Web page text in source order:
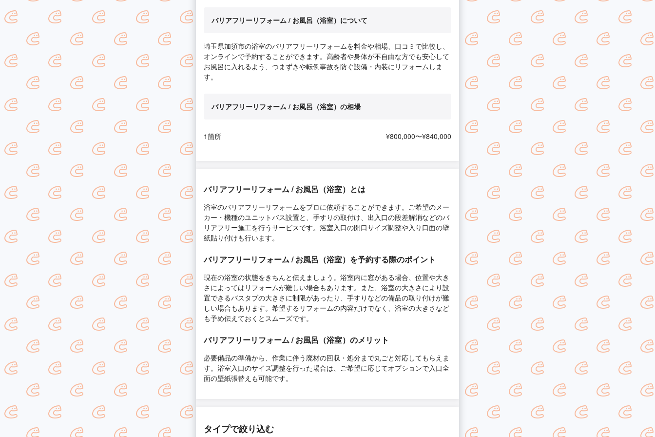
バリアフリーリフォーム / お風呂（浴室）について
埼玉県加須市の浴室のバリアフリーリフォームを料金や相場、口コミで比較し、
オンラインで予約することができます。高齢者や身体が不自由な方でも安心して
お風呂に入れるよう、つまずきや転倒事故を防ぐ設備・内装にリフォームしま
す。
バリアフリーリフォーム / お風呂（浴室）の相場
1箇所 ¥800,000〜¥840,000
バリアフリーリフォーム / お風呂（浴室）とは
浴室のバリアフリーリフォームをプロに依頼することができます。ご希望のメー
カー・機種のユニットバス設置と、手すりの取付け、出入口の段差解消などのバ
リアフリー施工を行うサービスです。浴室入口の開口サイズ調整や入り口面の壁
紙貼り付けも行います。
バリアフリーリフォーム / お風呂（浴室）を予約する際のポイント
現在の浴室の状態をきちんと伝えましょう。浴室内に窓がある場合、位置や大き
さによってはリフォームが難しい場合もあります。また、浴室の大きさにより設
置できるバスタブの大きさに制限があったり、手すりなどの備品の取り付けが難
しい場合もあります。希望するリフォームの内容だけでなく、浴室の大きさなど
も予め伝えておくとスムーズです。
バリアフリーリフォーム / お風呂（浴室）のメリット
必要備品の準備から、作業に伴う廃材の回収・処分まで丸ごと対応してもらえま
す。浴室入口のサイズ調整を行った場合は、ご希望に応じてオプションで入口全
面の壁紙張替えも可能です。
タイプで絞り込む